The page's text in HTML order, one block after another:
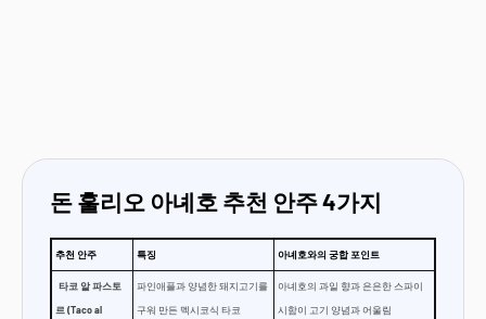
돈 훌리오 아녜호 추천 안주 4가지
추천 안주 특징 아녜호와의 궁합 포인트
타코 알 파스토
르 (Taco al
파인애플과 양념한 돼지고기를
구워 만든 멕시코식 타코
아녜호의 과일 향과 은은한 스파이
시함이 고기 양념과 어울림